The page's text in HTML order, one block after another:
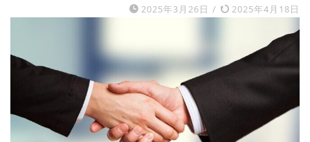
2025年3月26日 / 2025年4月18日